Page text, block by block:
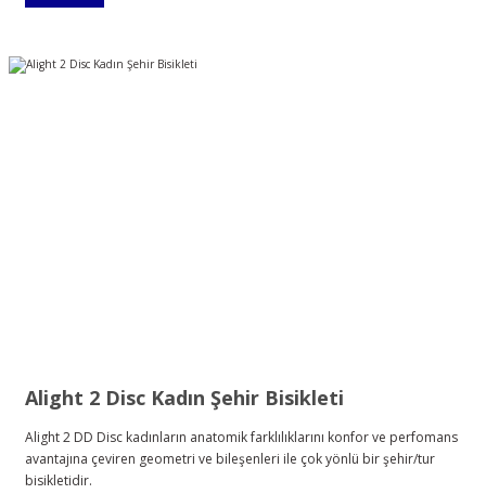
Alight 2 Disc Kadın Şehir Bisikleti
Alight 2 DD Disc kadınların anatomik farklılıklarını konfor ve perfomans
avantajına çeviren geometri ve bileşenleri ile çok yönlü bir şehir/tur
bisikletidir.